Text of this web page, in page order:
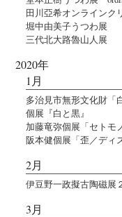
田川亞希オンラインク
堀中由美子うつわ展
三代北大路魯山人展
2020年
1月
多治見市無形文化財「
個展『白と黒』
加藤竜弥個展「セトモ
阪本健個展「歪／ディ
2月
伊豆野一政擬古陶磁展
3月